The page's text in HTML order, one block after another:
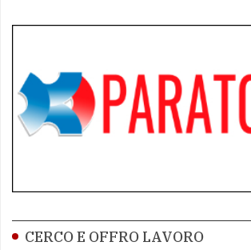
CERCO E OFFRO LAVORO